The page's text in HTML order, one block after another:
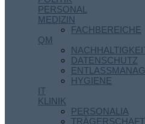
PERSONAL
MEDIZIN
FACHBEREICHE
QM
DATENSCHUTZ
HYGIENE
IT
KLINIK
PERSONALIA
TRÄGERSCHAFT